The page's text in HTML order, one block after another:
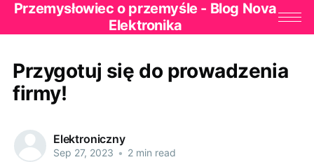
Przemysłowiec o przemyśle - Blog Nova
Elektronika
Przygotuj się do prowadzenia
firmy!
Elektroniczny
Sep 27, 2023 • 2 min read